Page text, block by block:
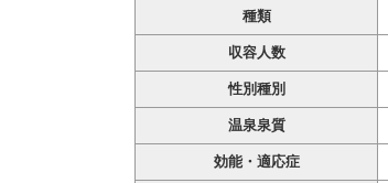
種類
収容人数
性別種別
温泉泉質
効能・適応症